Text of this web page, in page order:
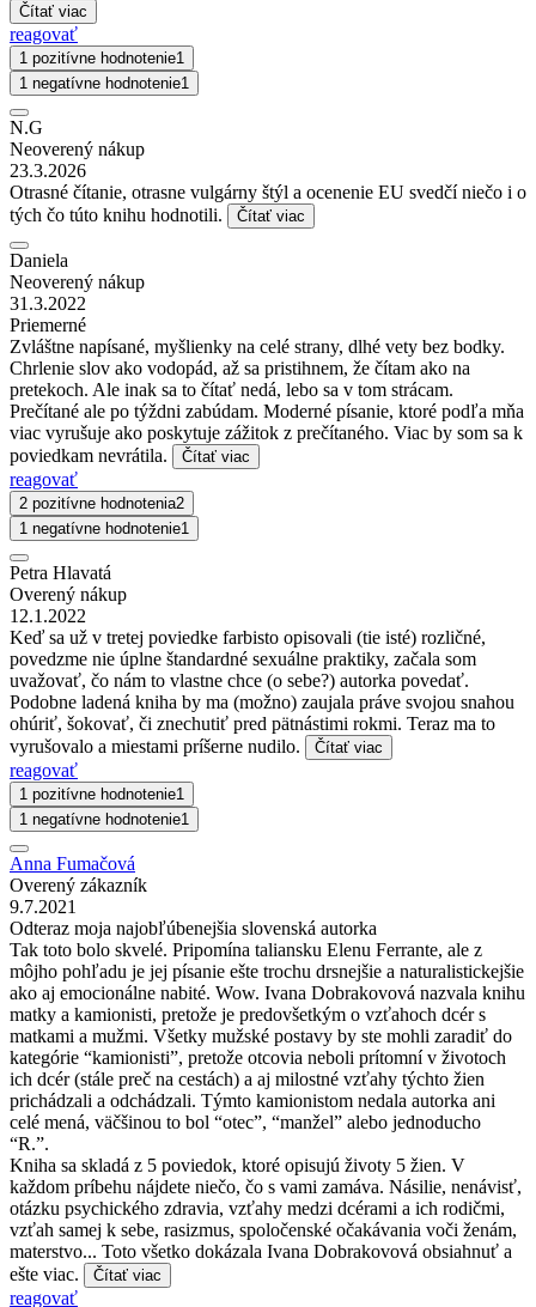
Čítať viac
reagovať
1 pozitívne hodnotenie1
1 negatívne hodnotenie1
N.G
Neoverený nákup
23.3.2026
Otrasné čítanie, otrasne vulgárny štýl a ocenenie EU svedčí niečo i o
tých čo túto knihu hodnotili.
Čítať viac
Daniela
Neoverený nákup
31.3.2022
Priemerné
Zvláštne napísané, myšlienky na celé strany, dlhé vety bez bodky.
Chrlenie slov ako vodopád, až sa pristihnem, že čítam ako na
pretekoch. Ale inak sa to čítať nedá, lebo sa v tom strácam.
Prečítané ale po týždni zabúdam. Moderné písanie, ktoré podľa mňa
viac vyrušuje ako poskytuje zážitok z prečítaného. Viac by som sa k
poviedkam nevrátila.
Čítať viac
reagovať
2 pozitívne hodnotenia2
1 negatívne hodnotenie1
Petra Hlavatá
Overený nákup
12.1.2022
Keď sa už v tretej poviedke farbisto opisovali (tie isté) rozličné,
povedzme nie úplne štandardné sexuálne praktiky, začala som
uvažovať, čo nám to vlastne chce (o sebe?) autorka povedať.
Podobne ladená kniha by ma (možno) zaujala práve svojou snahou
ohúriť, šokovať, či znechutiť pred pätnástimi rokmi. Teraz ma to
vyrušovalo a miestami príšerne nudilo.
Čítať viac
reagovať
1 pozitívne hodnotenie1
1 negatívne hodnotenie1
Anna Fumačová
Overený zákazník
9.7.2021
Odteraz moja najobľúbenejšia slovenská autorka
Tak toto bolo skvelé. Pripomína taliansku Elenu Ferrante, ale z
môjho pohľadu je jej písanie ešte trochu drsnejšie a naturalistickejšie
ako aj emocionálne nabité. Wow. Ivana Dobrakovová nazvala knihu
matky a kamionisti, pretože je predovšetkým o vzťahoch dcér s
matkami a mužmi. Všetky mužské postavy by ste mohli zaradiť do
kategórie “kamionisti”, pretože otcovia neboli prítomní v životoch
ich dcér (stále preč na cestách) a aj milostné vzťahy týchto žien
prichádzali a odchádzali. Týmto kamionistom nedala autorka ani
celé mená, väčšinou to bol “otec”, “manžel” alebo jednoducho
“R.”.
Kniha sa skladá z 5 poviedok, ktoré opisujú životy 5 žien. V
každom príbehu nájdete niečo, čo s vami zamáva. Násilie, nenávisť,
otázku psychického zdravia, vzťahy medzi dcérami a ich rodičmi,
vzťah samej k sebe, rasizmus, spoločenské očakávania voči ženám,
materstvo... Toto všetko dokázala Ivana Dobrakovová obsiahnuť a
ešte viac.
Čítať viac
reagovať